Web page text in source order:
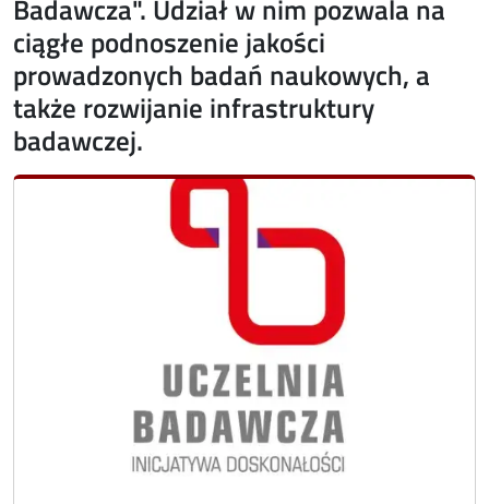
Badawcza". Udział w nim pozwala na
ciągłe podnoszenie jakości
prowadzonych badań naukowych, a
także rozwijanie infrastruktury
badawczej.